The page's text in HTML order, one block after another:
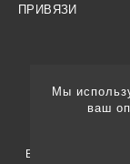
ПРИВЯЗИ
Вся
Мы
ваш